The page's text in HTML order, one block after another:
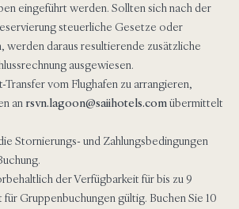
eingeführt werden. Sollten sich nach der
steuerliche Gesetze oder
werden daraus resultierende zusätzliche
ausgewiesen.
vom Flughafen zu arrangieren,
an rsvn.lagoon@saiihotels.comübermittelt
Stornierungs- und Zahlungsbedingungen
der Verfügbarkeit für bis zu 9
für Gruppenbuchungen gültig. Buchen Sie 10